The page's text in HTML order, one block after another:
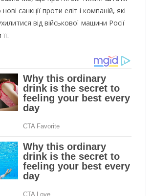
санкції проти еліт і компаній, які
від військової машини Росії